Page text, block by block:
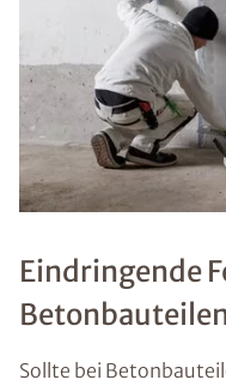
Eindringende
Sollte bei